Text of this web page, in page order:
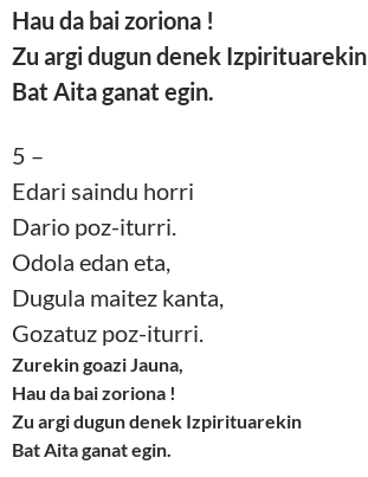
Hau da bai zoriona !
Zu argi dugun denek Izpirituarekin
Bat Aita ganat egin.
5 –
Edari saindu horri
Dario poz-iturri.
Odola edan eta,
Dugula maitez kanta,
Gozatuz poz-iturri.
Zurekin goazi Jauna,
Hau da bai zoriona !
Zu argi dugun denek Izpirituarekin
Bat Aita ganat egin.